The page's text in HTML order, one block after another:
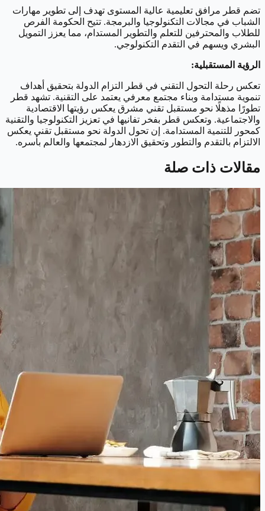
تضم قطر مرافق تعليمية عالية المستوى تهدف إلى تطوير مهارات
الشباب في مجالات التكنولوجيا والبرمجة. تتيح الحكومة الفرص
للطلاب والمحترفين للتعلم والتطوير المستدام، مما يعزز التمويل
البشري ويسهم في التقدم التكنولوجي.
الرؤية المستقبلية:
تعكس رحلة التحول التقني في قطر التزام الدولة بتحقيق أهداف
تنموية مستدامة وبناء مجتمع معرفي يعتمد على التقنية. تشهد قطر
تطورًا مذهلًا نحو مستقبل تقني مشرق يعكس رؤيتها الاقتصادية
والاجتماعية. وتعكس قطر بفخر تفانيها في تعزيز التكنولوجيا والتقنية
كمحور للتنمية المستدامة. إن تحول الدولة نحو مستقبل تقني يعكس
الالتزام بالتقدم والتطور وتحقيق الازدهار لمجتمعها والعالم بأسره.
مقالات ذات صلة